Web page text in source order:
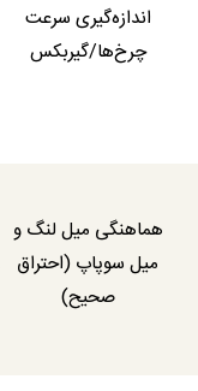
اندازه‌گیری سرعت
چرخ‌ها/گیربکس
هماهنگی میل لنگ و
میل سوپاپ (احتراق
صحیح)